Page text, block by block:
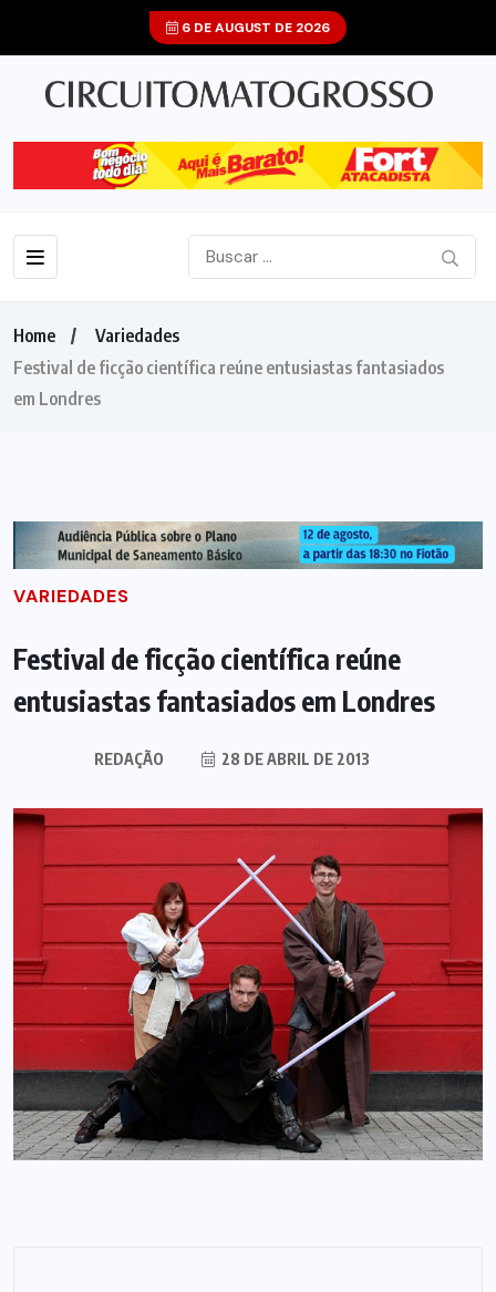
6 DE AUGUST DE 2026
Home
Variedades
Festival de ficção científica reúne entusiastas fantasiados
em Londres
VARIEDADES
Festival de ficção científica reúne
entusiastas fantasiados em Londres
REDAÇÃO 28 DE ABRIL DE 2013